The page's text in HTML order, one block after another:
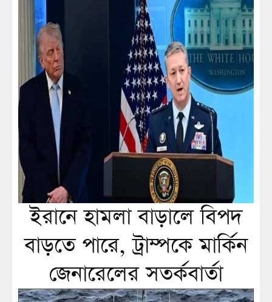
ইরানে হামলা বাড়ালে বিপদ
বাড়তে পারে, ট্রাম্পকে মার্কিন
জেনারেলের সতর্কবার্তা